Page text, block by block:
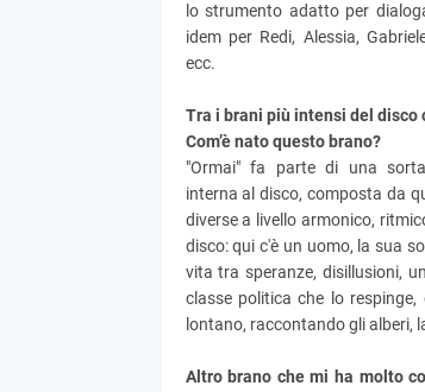
lo strumento adatto per
idem per Redi, Alessia,
ecc.
Tra i brani più intensi del disco
Com’è nato questo brano?
"Ormai" fa parte di una
interna al disco, composta da
diverse a livello armonico,
disco: qui c'è un uomo, la sua
vita tra speranze, disillusioni,
classe politica che lo
lontano, raccontando gli alberi,
Altro brano che mi ha molto